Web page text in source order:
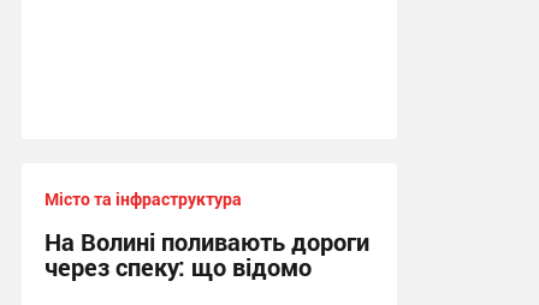
Місто та інфраструктура
На Волині поливають дороги
через спеку: що відомо